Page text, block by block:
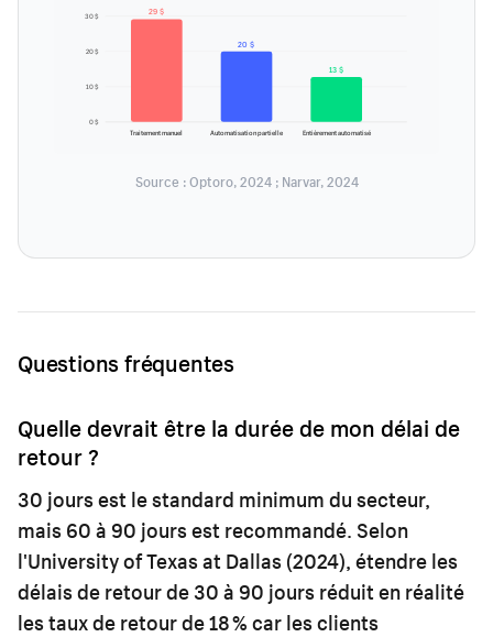
0 $
10 $
20 $
30 $ 29 $
20 $
13 $
Traitement manuel Automatisation partielle Entièrement automatisé
Source : Optoro, 2024 ; Narvar, 2024
Questions fréquentes
Quelle devrait être la durée de mon délai de
retour ?
30 jours est le standard minimum du secteur,
mais 60 à 90 jours est recommandé. Selon
l'University of Texas at Dallas (2024), étendre les
délais de retour de 30 à 90 jours réduit en réalité
les taux de retour de 18 % car les clients